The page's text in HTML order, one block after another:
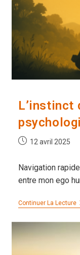
L’instinct
Publication
12 avril 2025
Navigation
entre mon ego
Continuer La Lecture